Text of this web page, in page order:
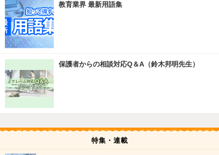
教育業界 最新用語集
保護者からの相談対応Q＆A（鈴木邦明先生）
特集・連載